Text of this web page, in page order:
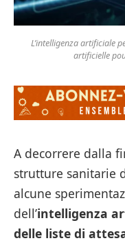
L’intelligenza artificiale
artificielle
A decorrere dalla
strutture sanitarie
alcune
dell’intelligenza
delle liste di